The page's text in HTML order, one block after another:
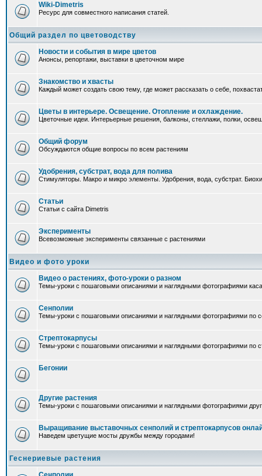
Wiki-Dimetris
Ресурс для совместного написания статей.
Общий раздел по цветоводству
Новости и события в мире цветов
Анонсы, репортажи, выставки в цветочном мире
Знакомство и хвасты
Каждый может создать свою тему, где может рассказать о себе,
Цветы в интерьере. Освещение. Отопление и охлаждение.
Цветочные идеи. Интерьерные решения, балконы, стеллажи, полки,
Общий форум
Обсуждаются общие вопросы по всем растениям
Удобрения, субстрат, вода для полива
Стимуляторы. Макро и микро элементы. Удобрения, вода, субстрат.
Статьи
Статьи с сайта Dimetris
Эксперименты
Всевозможные эксперименты связанные с растениями
Видео и фото уроки
Видео о растениях, фото-уроки о разном
Темы-уроки с пошаговыми описаниями и наглядными фотографиями
Сенполии
Темы-уроки с пошаговыми описаниями и наглядными фотографиями по
Стрептокарпусы
Темы-уроки с пошаговыми описаниями и наглядными фотографиями по
Бегонии
Другие растения
Темы-уроки с пошаговыми описаниями и наглядными фотографиями
Выращивание выставочных сенполий и стрептокарпусов
Наведем цветущие мосты дружбы между городами!
Геснериевые растения